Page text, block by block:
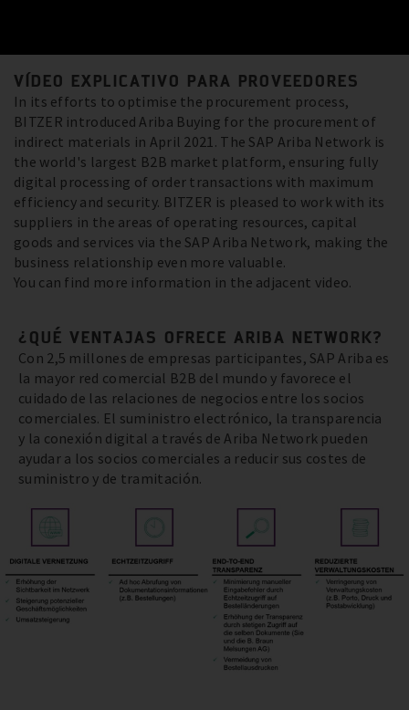
VÍDEO EXPLICATIVO PARA PROVEEDORES
In its efforts to optimise the procurement process,
BITZER introduced Ariba Buying for the procurement of
indirect materials in April 2021. The SAP Ariba Network is
the world's largest B2B market platform, ensuring fully
digital processing of order transactions with maximum
efficiency and security. BITZER is pleased to work with its
suppliers in the areas of operating resources, capital
goods and services via the SAP Ariba Network, making the
business relationship even more valuable.
You can find more information in the adjacent video.
¿QUÉ VENTAJAS OFRECE ARIBA NETWORK?
Con 2,5 millones de empresas participantes, SAP Ariba es
la mayor red comercial B2B del mundo y favorece el
cuidado de las relaciones de negocios entre los socios
comerciales. El suministro electrónico, la transparencia
y la conexión digital a través de Ariba Network pueden
ayudar a los socios comerciales a reducir sus costes de
suministro y de tramitación.